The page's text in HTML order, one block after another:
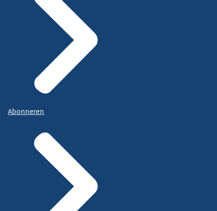
Abonneren